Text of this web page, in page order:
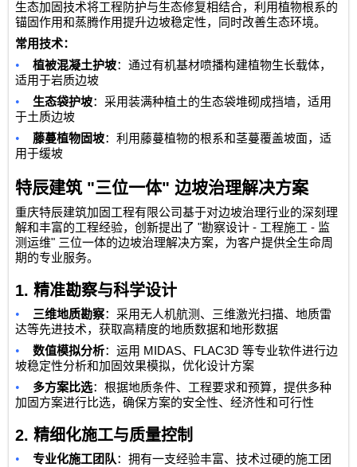
生态加固技术将工程防护与生态修复相结合，利用植物根系的
锚固作用和蒸腾作用提升边坡稳定性，同时改善生态环境。
常用技术：
• 植被混凝土护坡：通过有机基材喷播构建植物生长载体，
适用于岩质边坡
• 生态袋护坡：采用装满种植土的生态袋堆砌成挡墙，适用
于土质边坡
• 藤蔓植物固坡：利用藤蔓植物的根系和茎蔓覆盖坡面，适
用于缓坡
特辰建筑"三位一体"边坡治理解决方案
重庆特辰建筑加固工程有限公司基于对边坡治理行业的深刻理
解和丰富的工程经验，创新提出了 "勘察设计 - 工程施工 - 监
测运维" 三位一体的边坡治理解决方案，为客户提供全生命周
期的专业服务。
1.精准勘察与科学设计
• 三维地质勘察：采用无人机航测、三维激光扫描、地质雷
达等先进技术，获取高精度的地质数据和地形数据
• 数值模拟分析：运用 MIDAS、 FLAC3D等专业软件进行边
坡稳定性分析和加固效果模拟，优化设计方案
• 多方案比选：根据地质条件、工程要求和预算，提供多种
加固方案进行比选，确保方案的安全性、经济性和可行性
2.精细化施工与质量控制
• 专业化施工团队：拥有一支经验丰富、技术过硬的施工团